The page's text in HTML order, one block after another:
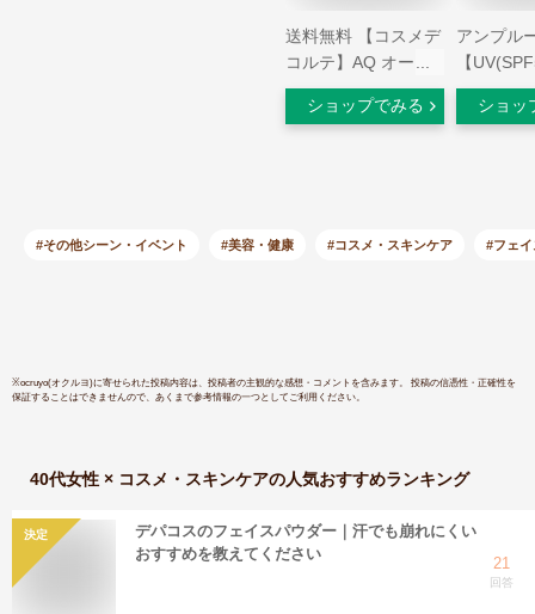
送料無料 【コスメデ
コルテ】AQ オーラ
リフレクター【本
体】01 crystal
プレゼント 女性 誕
ショップでみる
アンプル
【
+)ファン
ン】フェ
日焼け止
ショッ
#その他シーン・イベント #美容・健康 #コスメ・スキンケア #フェ
※ocruyo(オクルヨ)に寄せられた投稿内容は、投稿者の主観的な感想・コメントを含みます。 投稿の信憑性・正確性を
保証することはできませんので、あくまで参考情報の一つとしてご利用ください。
40代女性 × コスメ・スキンケアの人気おすすめランキング
決定
デパコスのフェイスパウダー｜汗でも崩れにくい
おすすめを教えてください
21
回答